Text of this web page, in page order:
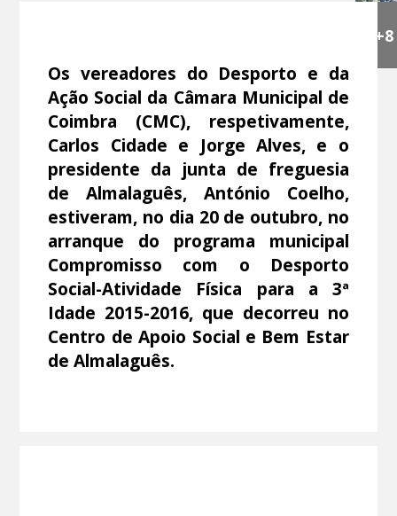
+8
Os vereadores do Desporto e da
Ação Social da Câmara Municipal de
Coimbra (CMC), respetivamente,
Carlos Cidade e Jorge Alves, e o
presidente da junta de freguesia
de Almalaguês, António Coelho,
estiveram, no dia 20 de outubro, no
arranque do programa municipal
Compromisso com o Desporto
Social-Atividade Física para a 3ª
Idade 2015-2016, que decorreu no
Centro de Apoio Social e Bem Estar
de Almalaguês.